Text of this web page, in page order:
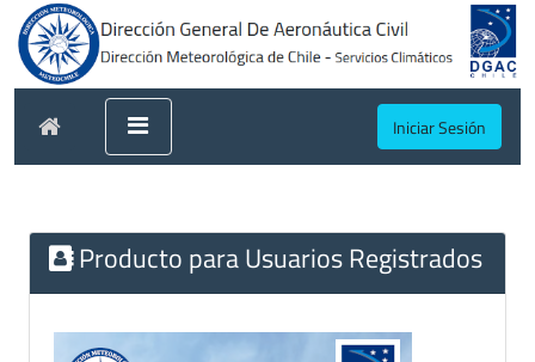
Iniciar Sesión
Producto para Usuarios Registrados